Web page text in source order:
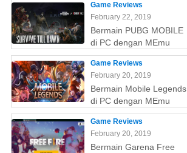
Game Reviews
February 22, 2019
Bermain PUBG MOBILE
di PC dengan MEmu
Game Reviews
February 20, 2019
Bermain Mobile Legends
di PC dengan MEmu
Game Reviews
February 20, 2019
Bermain Garena Free